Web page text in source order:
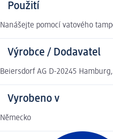
Použití
Nanášejte pomocí vatového
Výrobce / Dodavatel
Beiersdorf AG D-20245
Vyrobeno v
Německo